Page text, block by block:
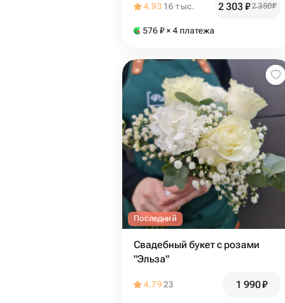
4.93 16 тыс. 2 303₽2 350₽
576 ₽ × 4 платежа
Последний
Свадебный букет с розами
"Эльза"
4.7923 1 990₽